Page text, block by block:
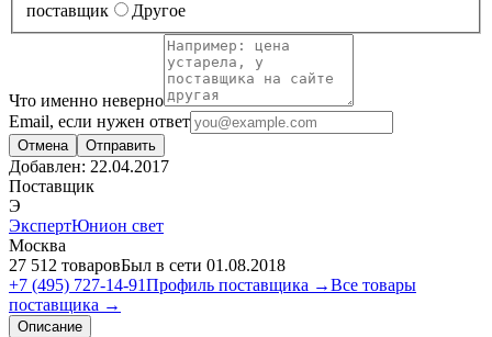
поставщик
Другое
Что именно неверно
Email, если нужен ответ
Отмена Отправить
Добавлен: 22.04.2017
Поставщик
Э
ЭкспертЮнион свет
Москва
27 512 товаровБыл в сети 01.08.2018
+7 (495) 727-14-91Профиль поставщика →Все товары
поставщика →
Описание